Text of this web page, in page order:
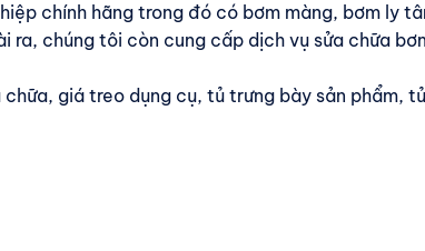
chính hãng trong đó có bơm màng, bơm ly
ra, chúng tôi còn cung cấp dịch vụ sửa chữa
giá treo dụng cụ, tủ trưng bày sản phẩm,